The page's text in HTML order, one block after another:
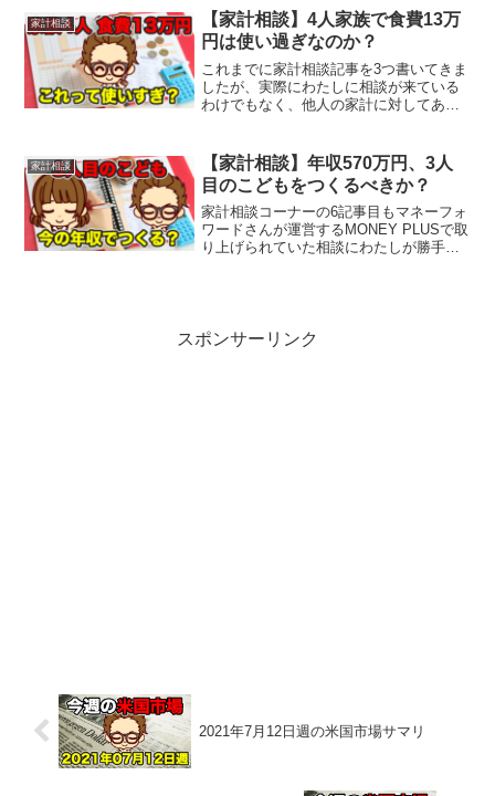
で立ち上げています（投資ネタはその中
のひとつ）。この記事で...
家計相談
【家計相談】4人家族で食費13万
円は使い過ぎなのか？
これまでに家計相談記事を3つ書いてきま
したが、実際にわたしに相談が来ている
わけでもなく、他人の家計に対してあれ
よ）。今回もマネーフォワードさんが運
営するMONEY PLUS...
家計相談
【家計相談】年収570万円、3人
目のこどもをつくるべきか？
家計相談コーナーの6記事目もマネーフォ
ワードさんが運営するMONEY PLUSで取
り上げられていた相談にわたしが勝手に
スポンサーリンク
2021年7月12日週の米国市場サマリ